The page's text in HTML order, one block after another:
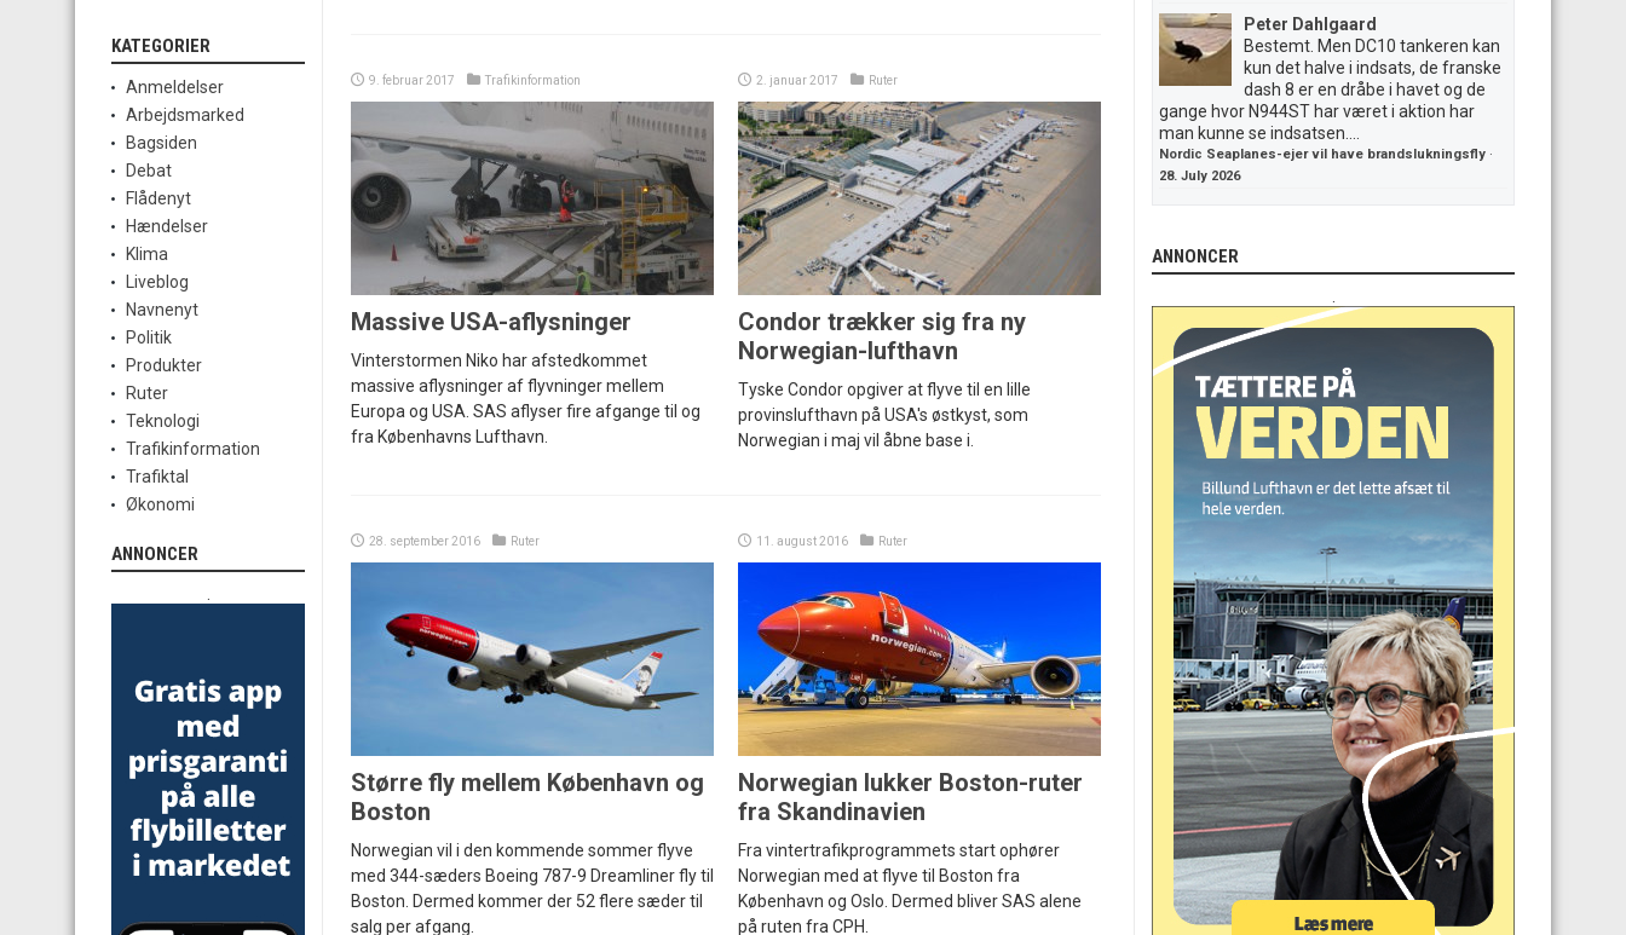
9. februar 2017 Trafikinformation
Massive USA-aflysninger
Vinterstormen Niko har afstedkommet
massive aflysninger af flyvninger mellem
Europa og USA. SAS aflyser fire afgange til og
fra Københavns Lufthavn.
2. januar 2017 Ruter
Condor trækker sig fra ny
Norwegian-lufthavn
Tyske Condor opgiver at flyve til en lille
provinslufthavn på USA's østkyst, som
Norwegian i maj vil åbne base i.
28. september 2016 Ruter
Større fly mellem København og
Boston
Norwegian vil i den kommende sommer flyve
med 344-sæders Boeing 787-9 Dreamliner fly til
Boston. Dermed kommer der 52 flere sæder til
salg per afgang.
11. august 2016 Ruter
Norwegian lukker Boston-ruter
fra Skandinavien
Fra vintertrafikprogrammets start ophører
Norwegian med at flyve til Boston fra
København og Oslo. Dermed bliver SAS alene
på ruten fra CPH.
KATEGORIER
Anmeldelser
Arbejdsmarked
Bagsiden
Debat
Flådenyt
Hændelser
Klima
Liveblog
Navnenyt
Politik
Produkter
Ruter
Teknologi
Trafikinformation
Trafiktal
Økonomi
ANNONCER
Peter Dahlgaard
Bestemt. Men DC10 tankeren kan
kun det halve i indsats, de franske
dash 8 er en dråbe i havet og de
gange hvor N944ST har været i aktion har
man kunne se indsatsen....
Nordic Seaplanes-ejer vil have brandslukningsfly ·
28. July 2026
ANNONCER